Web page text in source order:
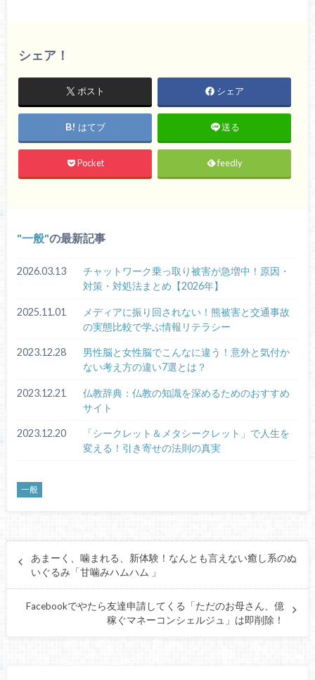
シェア！
ポスト シェア
はてブ 送る
Pocket feedly
一般 の最新記事
2026.03.13
チャットワーク乗っ取り被害が急増中！原因・
対策・対処法まとめ【2026年】
2025.11.01
メディアに振り回されない！熊被害と交通事故
の実態比較で学ぶ情報リテラシー
2023.12.28
男性脳と女性脳でこんなに違う！意外と気付か
ない考え方の違い7選とは？
2023.12.21
仏教辞典：仏教の知識を深めるためのおすすめ
サイト
2023.12.20
「シークレット＆メタシークレット」で人生を
変える！引き寄せの法則の真実
一般
あまーく、噛まれる、新体験！なんとも言えない癒し系のぬ
いぐるみ「甘噛みハムハム 」
Facebookでやたら友達申請してくる「ただのお母さん、億
稼ぐマネーコンシェルジュ」は即削除！